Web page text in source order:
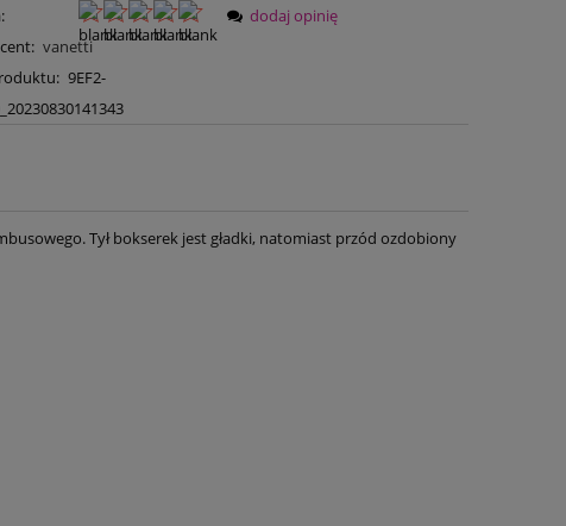
vanetti
9EF2-
dodaj opinię
Tył bokserek jest gładki, natomiast przód ozdobiony